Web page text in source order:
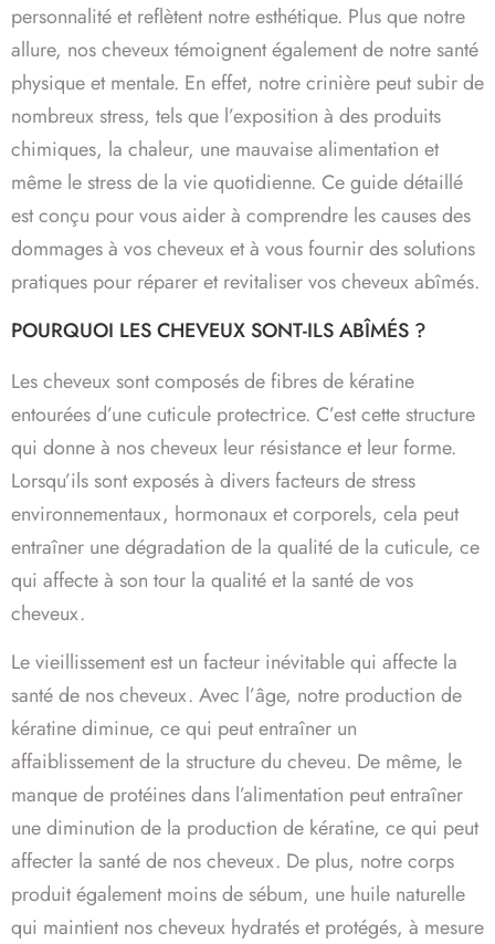
personnalité et reflètent notre esthétique. Plus que notre
allure, nos cheveux témoignent également de notre santé
physique et mentale. En effet, notre crinière peut subir de
nombreux stress, tels que l’exposition à des produits
chimiques, la chaleur, une mauvaise alimentation et
même le stress de la vie quotidienne. Ce guide détaillé
est conçu pour vous aider à comprendre les causes des
dommages à vos cheveux et à vous fournir des solutions
pratiques pour réparer et revitaliser vos cheveux abîmés.
POURQUOI LES CHEVEUX SONT-ILS ABÎMÉS ?
Les cheveux sont composés de fibres de kératine
entourées d’une cuticule protectrice. C’est cette structure
qui donne à nos cheveux leur résistance et leur forme.
Lorsqu’ils sont exposés à divers facteurs de stress
environnementaux, hormonaux et corporels, cela peut
entraîner une dégradation de la qualité de la cuticule, ce
qui affecte à son tour la qualité et la santé de vos
cheveux.
Le vieillissement est un facteur inévitable qui affecte la
santé de nos cheveux. Avec l’âge, notre production de
kératine diminue, ce qui peut entraîner un
affaiblissement de la structure du cheveu. De même, le
manque de protéines dans l’alimentation peut entraîner
une diminution de la production de kératine, ce qui peut
affecter la santé de nos cheveux. De plus, notre corps
produit également moins de sébum, une huile naturelle
qui maintient nos cheveux hydratés et protégés, à mesure